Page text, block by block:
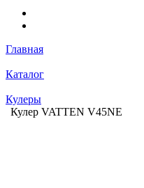
Главная
Каталог
Кулеры
Кулер VATTEN V45NE